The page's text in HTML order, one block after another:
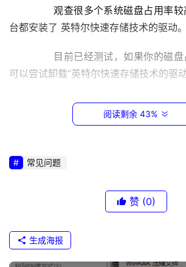
1
9
.
台都安装了 英特尔快速存储技术的驱动。
可以尝试卸载“英特尔快速存储技术的驱动
快速存储技术”右键点击卸载;
那么请无视这个方法;
好是安装SSD固态硬盘，这也是最终的解
	　　我们要时常给电脑减负，不然电脑会出现卡死、
阅读剩余 43%
常见问题
赞 (0)
生成海报